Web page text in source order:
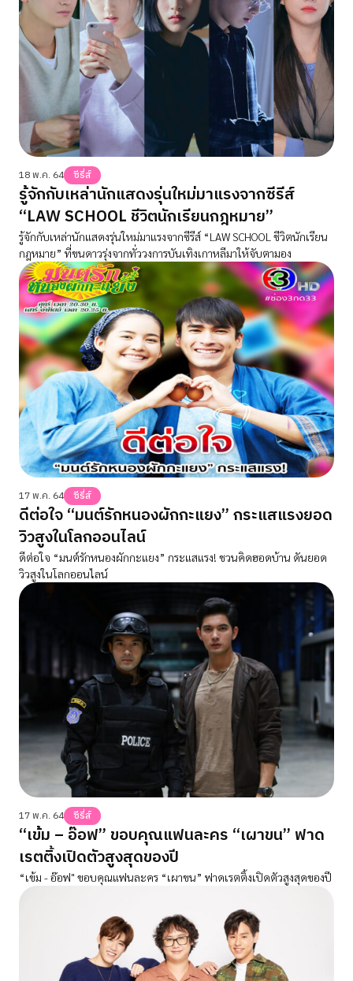
18 พ.ค. 64 ซีรี่ส์
รู้จักกับเหล่านักแสดงรุ่นใหม่มาแรงจากซีรีส์
“LAW SCHOOL ชีวิตนักเรียนกฎหมาย”
รู้จักกับเหล่านักแสดงรุ่นใหม่มาแรงจากซีรีส์ “LAW SCHOOL ชีวิตนักเรียน
กฎหมาย” ที่ขนดาวรุ่งจากทั่ววงการบันเทิงเกาหลีมาให้จับตามอง
17 พ.ค. 64 ซีรี่ส์
ดีต่อใจ “มนต์รักหนองผักกะแยง” กระแสแรงยอด
วิวสูงในโลกออนไลน์
ดีต่อใจ “มนต์รักหนองผักกะแยง” กระแสแรง! ชวนคิดฮอดบ้าน ดันยอด
วิวสูงในโลกออนไลน์
17 พ.ค. 64 ซีรี่ส์
“เข้ม – อ๊อฟ” ขอบคุณแฟนละคร “เผาขน” ฟาด
เรตติ้งเปิดตัวสูงสุดของปี
“เข้ม - อ๊อฟ" ขอบคุณแฟนละคร “เผาขน” ฟาดเรตติ้งเปิดตัวสูงสุดของปี